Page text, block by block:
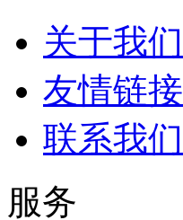
关于我们
友情链接
联系我们
服务